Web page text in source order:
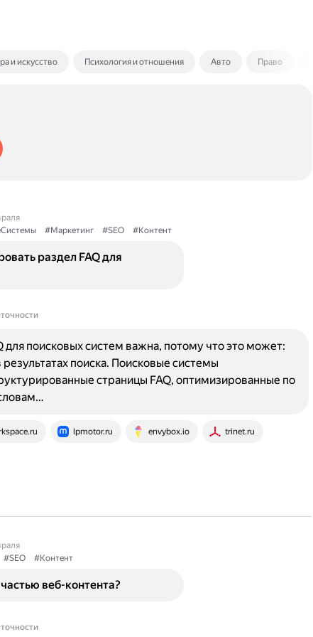
и искусство Психология и отношения Авто Право
#Маркетинг #SEO #Контент
раздел FAQ для
lpmotor.ru envybox.io trinet.ru
для поисковых систем важна, потому что это может:
поиска. Поисковые системы
страницы FAQ, оптимизированные по
#SEO #Контент
веб-контента?